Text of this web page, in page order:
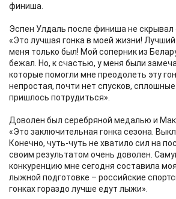
финиша.
Эспен Улдаль после финиша не скрывал
«Это лучшая гонка в моей жизни!
меня только был! Мой соперник из
бежал. Но, к счастью, у меня были
которые помогли мне преодолеть эту
непростая, почти нет спусков,
пришлось потрудиться».
Доволен был серебряной медалью и
«Это заключительная гонка сезона.
Конечно, чуть-чуть не хватило сил на
своим результатом очень доволен.
конкуренцию мне сегодня составила
лыжной подготовке – российские
гонках гораздо лучше едут лыжи».